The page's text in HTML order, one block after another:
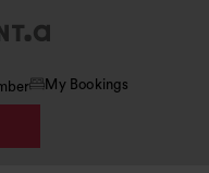
My Bookings